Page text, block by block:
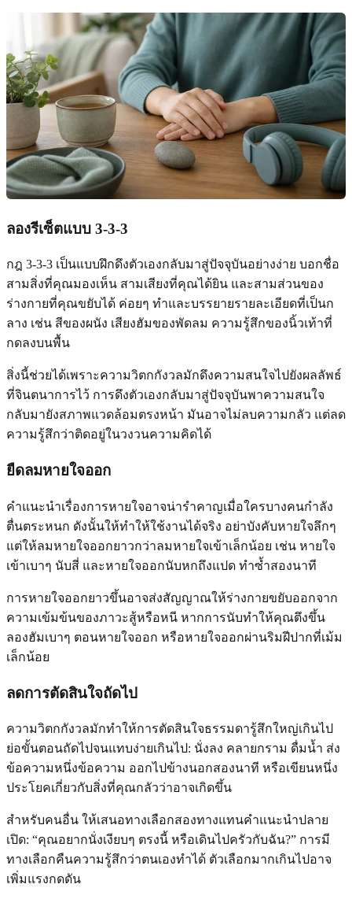
ลองรีเซ็ตแบบ 3-3-3
กฎ 3-3-3 เป็นแบบฝึกดึงตัวเองกลับมาสู่ปัจจุบันอย่างง่าย บอกชื่อ
สามสิ่งที่คุณมองเห็น สามเสียงที่คุณได้ยิน และสามส่วนของ
ร่างกายที่คุณขยับได้ ค่อยๆ ทำและบรรยายรายละเอียดที่เป็นก
ลาง เช่น สีของผนัง เสียงฮัมของพัดลม ความรู้สึกของนิ้วเท้าที่
กดลงบนพื้น
สิ่งนี้ช่วยได้เพราะความวิตกกังวลมักดึงความสนใจไปยังผลลัพธ์
ที่จินตนาการไว้ การดึงตัวเองกลับมาสู่ปัจจุบันพาความสนใจ
กลับมายังสภาพแวดล้อมตรงหน้า มันอาจไม่ลบความกลัว แต่ลด
ความรู้สึกว่าติดอยู่ในวงวนความคิดได้
ยืดลมหายใจออก
คำแนะนำเรื่องการหายใจอาจน่ารำคาญเมื่อใครบางคนกำลัง
ตื่นตระหนก ดังนั้นให้ทำให้ใช้งานได้จริง อย่าบังคับหายใจลึกๆ
แต่ให้ลมหายใจออกยาวกว่าลมหายใจเข้าเล็กน้อย เช่น หายใจ
เข้าเบาๆ นับสี่ และหายใจออกนับหกถึงแปด ทำซ้ำสองนาที
การหายใจออกยาวขึ้นอาจส่งสัญญาณให้ร่างกายขยับออกจาก
ความเข้มข้นของภาวะสู้หรือหนี หากการนับทำให้คุณตึงขึ้น
ลองฮัมเบาๆ ตอนหายใจออก หรือหายใจออกผ่านริมฝีปากที่เม้ม
เล็กน้อย
ลดการตัดสินใจถัดไป
ความวิตกกังวลมักทำให้การตัดสินใจธรรมดารู้สึกใหญ่เกินไป
ย่อขั้นตอนถัดไปจนแทบง่ายเกินไป: นั่งลง คลายกราม ดื่มน้ำ ส่ง
ข้อความหนึ่งข้อความ ออกไปข้างนอกสองนาที หรือเขียนหนึ่ง
ประโยคเกี่ยวกับสิ่งที่คุณกลัวว่าอาจเกิดขึ้น
สำหรับคนอื่น ให้เสนอทางเลือกสองทางแทนคำแนะนำปลาย
เปิด: “คุณอยากนั่งเงียบๆ ตรงนี้ หรือเดินไปครัวกับฉัน?” การมี
ทางเลือกคืนความรู้สึกว่าตนเองทำได้ ตัวเลือกมากเกินไปอาจ
เพิ่มแรงกดดัน